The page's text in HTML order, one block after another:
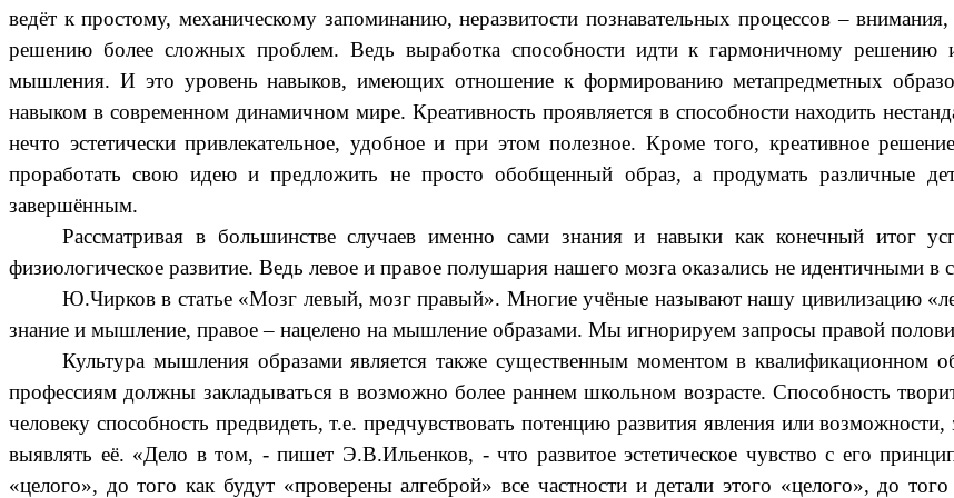
ведёт к простому, механическому запоминанию, неразвитости познавательных процессов –
решению более сложных проблем. Ведь выработка способности идти к гармоничному решению
мышления. И это уровень навыков, имеющих отношение к формированию метапредметных
навыком в современном динамичном мире. Креативность проявляется в способности находить
нечто эстетически привлекательное, удобное и при этом полезное. Кроме того, креативное
проработать свою идею и предложить не просто обобщенный образ, а продумать различные
завершённым.
Рассматривая в большинстве случаев именно сами знания и навыки как конечный итог
физиологическое развитие. Ведь левое и правое полушария нашего мозга оказались не идентичными
Ю.Чирков в статье «Мозг левый, мозг правый». Многие учёные называют нашу цивилизацию
знание и мышление, правое – нацелено на мышление образами. Мы игнорируем запросы правой
Культура мышления образами является также существенным моментом в квалификационном
профессиям должны закладываться в возможно более раннем школьном возрасте. Способность
человеку способность предвидеть, т.е. предчувствовать потенцию развития явления или
выявлять её. «Дело в том, - пишет Э.В.Ильенков, - что развитое эстетическое чувство с его
«целого», до того как будут «проверены алгеброй» все частности и детали этого «целого», до